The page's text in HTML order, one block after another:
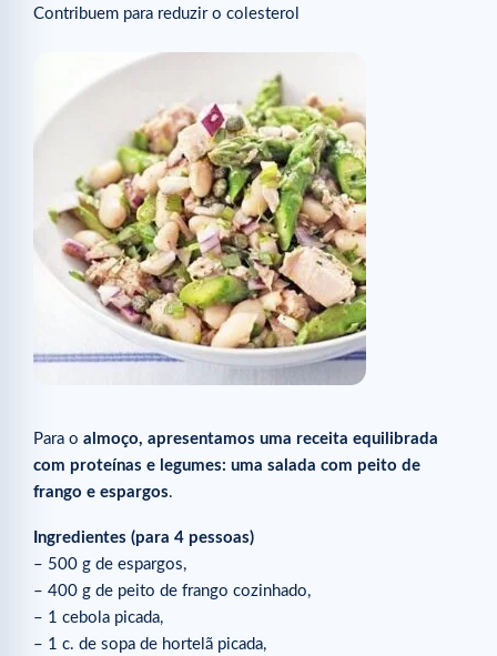
Contribuem para reduzir o colesterol
Para o almoço, apresentamos uma receita equilibrada
com proteínas e legumes: uma salada com peito de
frango e espargos.
Ingredientes (para 4 pessoas)
– 500 g de espargos,
– 400 g de peito de frango cozinhado,
– 1 cebola picada,
– 1 c. de sopa de hortelã picada,